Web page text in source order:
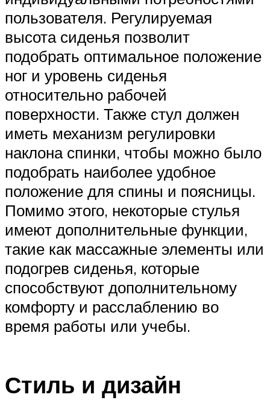
пользователя. Регулируемая
высота сиденья позволит
подобрать оптимальное положение
ног и уровень сиденья
относительно рабочей
поверхности. Также стул должен
иметь механизм регулировки
наклона спинки, чтобы можно было
подобрать наиболее удобное
положение для спины и поясницы.
Помимо этого, некоторые стулья
имеют дополнительные функции,
такие как массажные элементы или
подогрев сиденья, которые
способствуют дополнительному
комфорту и расслаблению во
время работы или учебы.
Стиль и дизайн